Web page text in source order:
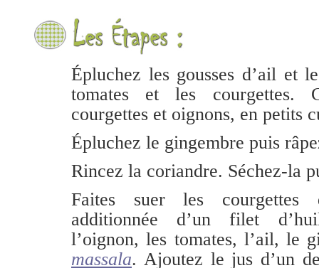
Épluchez les gousses d’ail et
tomates et les courgettes.
courgettes et oignons, en petits
Épluchez le gingembre puis
Rincez la coriandre. Séchez-la
Faites suer les courgettes
additionnée d’un filet
l’oignon, les tomates, l’ail, le
massala. Ajoutez le jus d’un